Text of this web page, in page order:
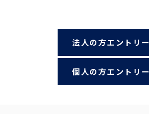
法人の方エントリー
個人の方エントリー